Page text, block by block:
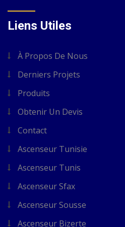
Liens Utiles
À Propos De Nous
Derniers Projets
Produits
Obtenir Un Devis
Contact
Ascenseur Tunisie
Ascenseur Tunis
Ascenseur Sfax
Ascenseur Sousse
Ascenseur Bizerte